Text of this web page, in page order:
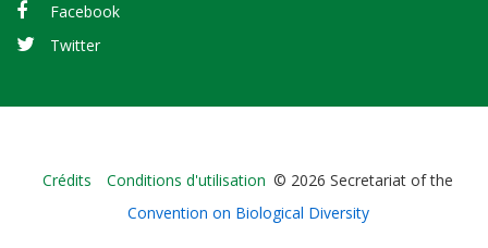
Facebook
Twitter
Bioland
-
Crédits Conditions d'utilisation © 2026 Secretariat of the
Convention on Biological Diversity